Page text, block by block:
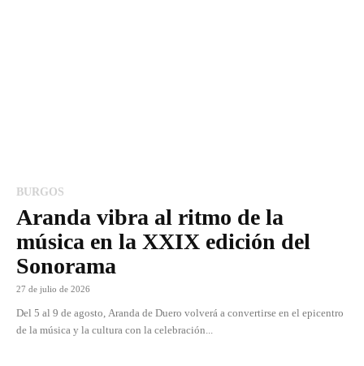
BURGOS
Aranda vibra al ritmo de la
música en la XXIX edición del
Sonorama
27 de julio de 2026
Del 5 al 9 de agosto, Aranda de Duero volverá a convertirse en el epicentro
de la música y la cultura con la celebración...